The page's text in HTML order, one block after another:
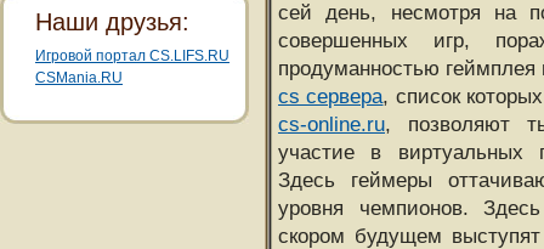
сей день, несмотря на
совершенных игр,
продуманностью
cs сервера, список
cs-online.ru, позволяют
участие в виртуальных
Здесь геймеры
уровня чемпионов.
скором будущем
Наши друзья:
Игровой портал CS.LIFS.RU
CSMania.RU